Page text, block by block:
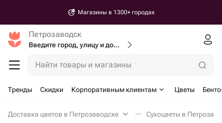
Магазины в 1300+ городах
Петрозаводск
Введите город, улицу и дом доставки
Найти товары и магазины
Тренды Скидки Корпоративным клиентам Цветы
Доставка цветов в Петрозаводске Сухоцветы в